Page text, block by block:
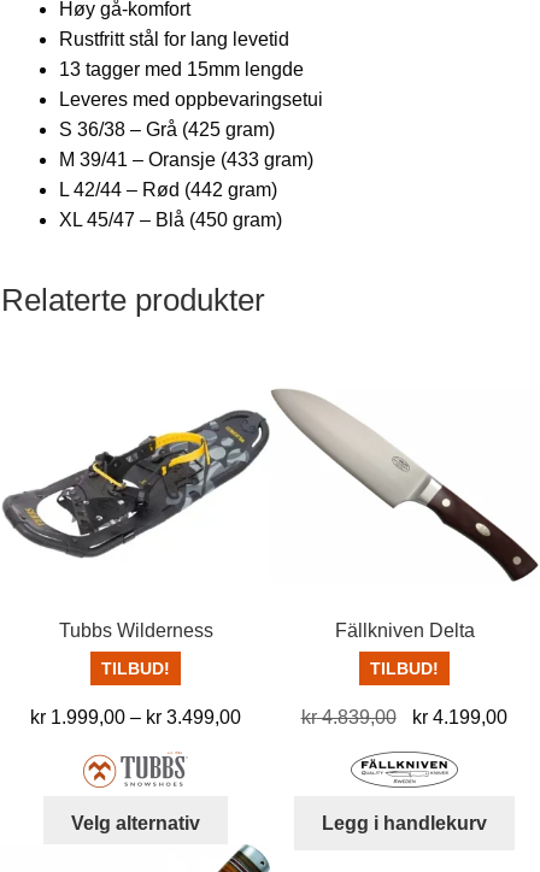
Høy gå-komfort
Rustfritt stål for lang levetid
13 tagger med 15mm lengde
Leveres med oppbevaringsetui
S 36/38 – Grå (425 gram)
M 39/41 – Oransje (433 gram)
L 42/44 – Rød (442 gram)
XL 45/47 – Blå (450 gram)
Relaterte produkter
Tubbs Wilderness
TILBUD!
kr 1.999,00 – kr 3.499,00Prisområde:
Velg alternativ
produktet
Fällkniven Delta
TILBUD!
kr4.839,00
Opprinnelig
var:
kr 4.199,00
Legg i handlekurv